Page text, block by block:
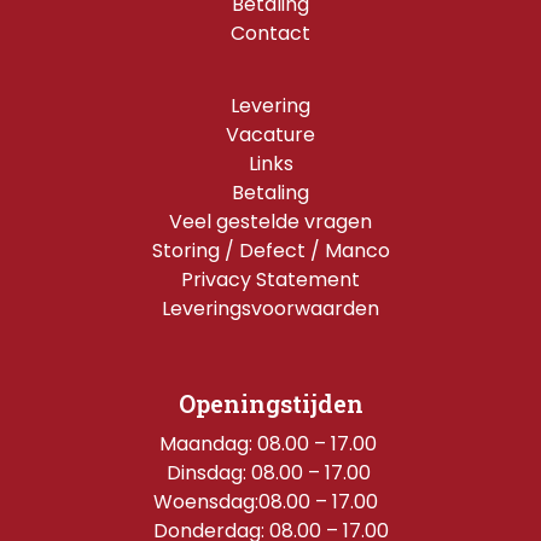
Contact
Levering
Vacature
Links
Betaling
Veel gestelde vragen
Storing / Defect / Manco
Privacy Statement
Leveringsvoorwaarden
Openingstijden
Maandag: 08.00 – 17.00
Dinsdag: 08.00 – 17.00
Woensdag:08.00 – 17.00
Donderdag: 08.00 – 17.00